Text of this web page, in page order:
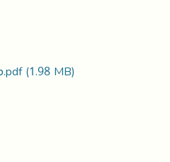
مدكرة تخرج ماسثر 2.pdf(1.98 MB)